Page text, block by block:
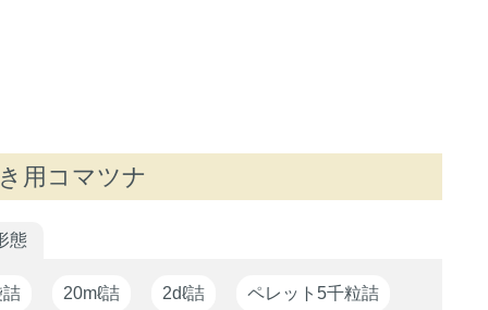
用コマツナ
態
詰 20mℓ詰 2dℓ詰 ペレット5千粒詰